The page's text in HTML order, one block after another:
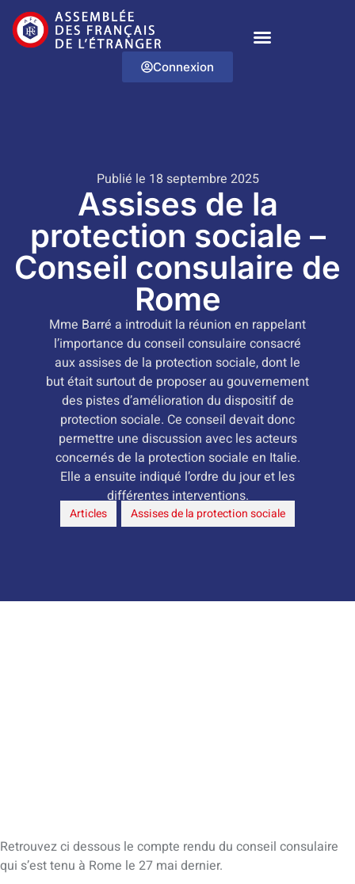
Connexion
Publié le 18 septembre 2025
Assises de la
protection sociale –
Conseil consulaire de
Rome
Mme Barré a introduit la réunion en rappelant
l’importance du conseil consulaire consacré
aux assises de la protection sociale, dont le
but était surtout de proposer au gouvernement
des pistes d’amélioration du dispositif de
protection sociale. Ce conseil devait donc
permettre une discussion avec les acteurs
concernés de la protection sociale en Italie.
Elle a ensuite indiqué l’ordre du jour et les
différentes interventions.
Articles Assises de la protection sociale
Retrouvez ci dessous le compte rendu du conseil consulaire
qui s’est tenu à Rome le 27 mai dernier.